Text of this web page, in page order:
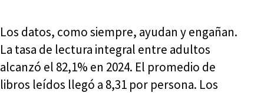
Los datos, como siempre, ayudan y engañan.
La tasa de lectura integral entre adultos
alcanzó el 82,1% en 2024. El promedio de
libros leídos llegó a 8,31 por persona. Los